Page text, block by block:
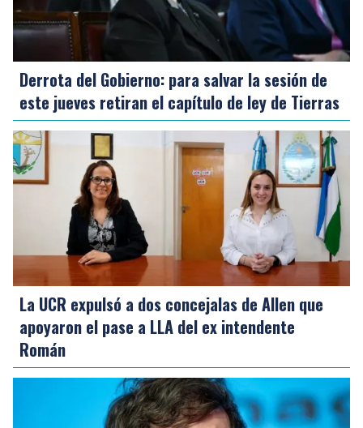
Derrota del Gobierno: para salvar la sesión de
este jueves retiran el capítulo de ley de Tierras
La UCR expulsó a dos concejalas de Allen que
apoyaron el pase a LLA del ex intendente
Román